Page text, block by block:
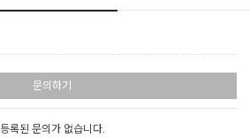
문의하기
등록된 문의가 없습니다.